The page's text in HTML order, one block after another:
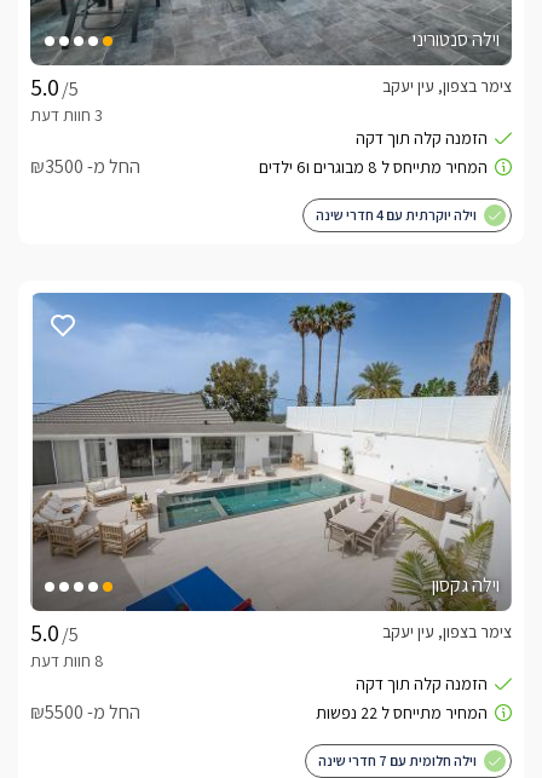
וילה סנטוריני
/5
צימר בצפון, עין יעקב
החל מ- ₪3500
וילה יוקרתית עם 4 חדרי שינה
וילה גקסון
/5
צימר בצפון, עין יעקב
החל מ- ₪5500
וילה חלומית עם 7 חדרי שינה